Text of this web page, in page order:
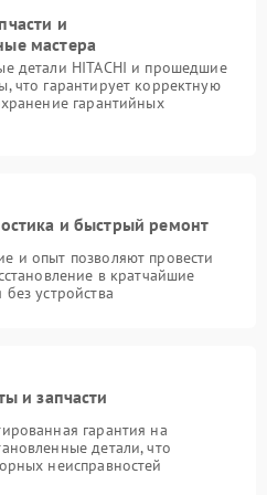
и
мастера
детали HITACHI и прошедшие
что гарантирует корректную
гарантийных
и быстрый ремонт
и опыт позволяют провести
в кратчайшие
устройства
и запчасти
гарантия на
детали, что
неисправностей